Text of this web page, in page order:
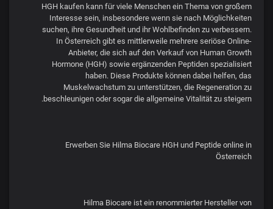
HGH kaufen kann für viele Menschen ein Thema von großem
Interesse sein, insbesondere wenn sie nach Möglichkeiten
suchen, ihre Gesundheit und ihr Wohlbefinden zu verbessern.
In Österreich gibt es mittlerweile mehrere seriöse Online-
Anbieter, die sich auf den Verkauf von Human Growth
Hormone (HGH) sowie ergänzenden Peptiden spezialisiert
haben. Diese Produkte können dabei helfen, das
Muskelwachstum zu unterstützen, die Regeneration zu
beschleunigen oder sogar die allgemeine Vitalität zu steigern.
Erwerben Sie Hilma Biocare HGH und Peptide online in
Österreich
Hilma Biocare ist ein renommierter Hersteller von